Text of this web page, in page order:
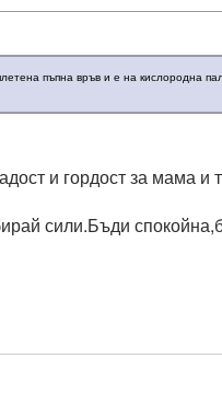
пъпна връв и е на кислородна
и гордост за мама и
сили.Бъди